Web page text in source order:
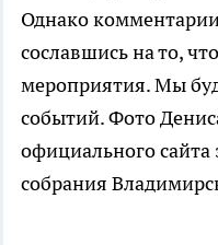
Однако
сославшись на то,
мероприятия. Мы
событий. Фото
официального сайта
собрания